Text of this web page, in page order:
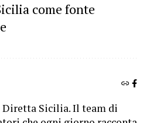
come fonte
Diretta Sicilia. Il team di